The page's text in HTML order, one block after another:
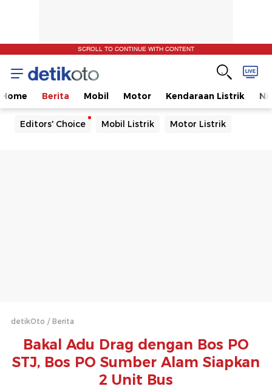
SCROLL TO CONTINUE WITH CONTENT
Home Berita Mobil Motor Kendaraan Listrik
Editors' Choice Mobil Listrik Motor Listrik
detikOto Berita
Bakal Adu Drag dengan Bos PO
STJ, Bos PO Sumber Alam Siapkan
2 Unit Bus